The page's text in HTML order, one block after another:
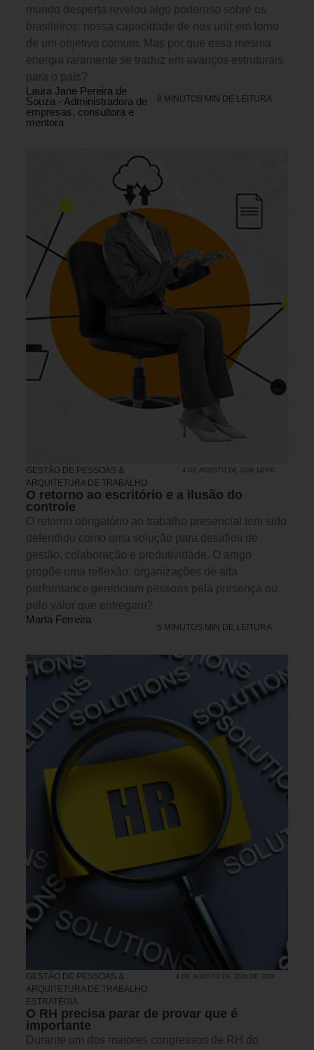
mundo desperta revelou algo poderoso sobre os
brasileiros: nossa capacidade de nos unir em torno
de um objetivo comum. Mas por que essa mesma
energia raramente se traduz em avanços estruturais
para o país?
Laura Jane Pereira de
Souza - Administradora de
empresas, consultora e
mentora
8 MINUTOS MIN DE LEITURA
GESTÃO DE PESSOAS &
ARQUITETURA DE TRABALHO
4 DE AGOSTO DE 2026 14H00
O retorno ao escritório e a ilusão do
controle
O retorno obrigatório ao trabalho presencial tem sido
defendido como uma solução para desafios de
gestão, colaboração e produtividade. O artigo
propõe uma reflexão: organizações de alta
performance gerenciam pessoas pela presença ou
pelo valor que entregam?
Marta Ferreira
5 MINUTOS MIN DE LEITURA
GESTÃO DE PESSOAS &
ARQUITETURA DE TRABALHO,
ESTRATÉGIA
4 DE AGOSTO DE 2026 DE 2026
O RH precisa parar de provar que é
importante
Durante um dos maiores congressos de RH do